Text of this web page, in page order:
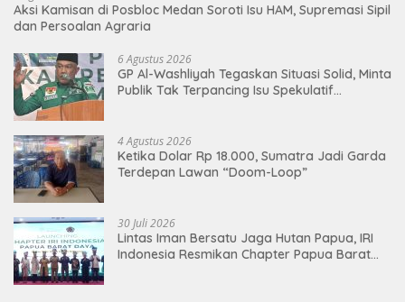
Aksi Kamisan di Posbloc Medan Soroti Isu HAM, Supremasi Sipil
dan Persoalan Agraria
6 Agustus 2026
GP Al-Washliyah Tegaskan Situasi Solid, Minta
Publik Tak Terpancing Isu Spekulatif
4 Agustus 2026
Ketika Dolar Rp 18.000, Sumatra Jadi Garda
Terdepan Lawan “Doom-Loop”
30 Juli 2026
Lintas Iman Bersatu Jaga Hutan Papua, IRI
Indonesia Resmikan Chapter Papua Barat